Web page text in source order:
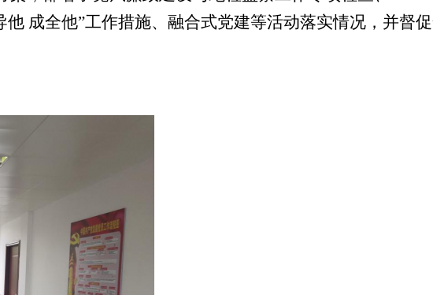
成全他”工作措施、融合式党建等活动落实情况，并督